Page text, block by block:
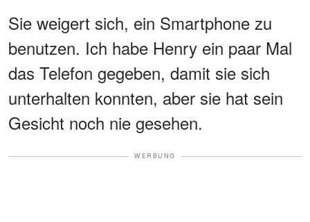
Sie weigert sich, ein Smartphone zu
benutzen. Ich habe Henry ein paar Mal
das Telefon gegeben, damit sie sich
unterhalten konnten, aber sie hat sein
Gesicht noch nie gesehen.
WERBUNG